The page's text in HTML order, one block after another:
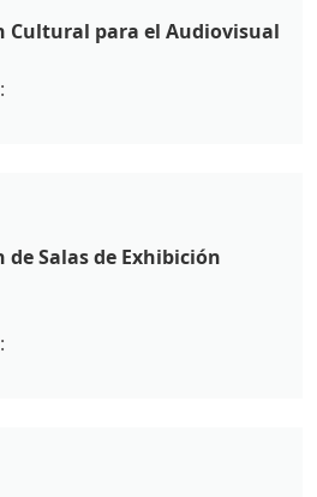
Cultural para el Audiovisual
de Salas de Exhibición